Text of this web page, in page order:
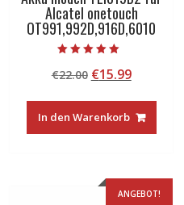
Alcatel onetouch
OT991,992D,916D,6010
5.00
von 5
€22.00 Ursprünglicher
war:
€22.00
€15.99
ist:
€15.99.
In den Warenkorb
ANGEBOT!